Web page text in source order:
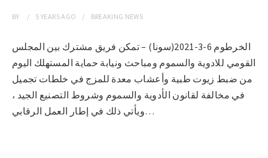
BY 5 YEARSAGO BREAKING NEWS
الخرطوم 6-3-2021(سونا) – تمكن فريق مشترك بين المجلس
القومي للادوية والسموم ومباحث ونيابة حماية المستهلك اليوم
من ضبط زيوت طبية وأعشاب معدة للمزج في خلطات تجميل
في مخالفة لقانون الأدوية والسموم وشروط التصنيع الجيد ،
ويأتي ذلك في إطار العمل الرقابي…